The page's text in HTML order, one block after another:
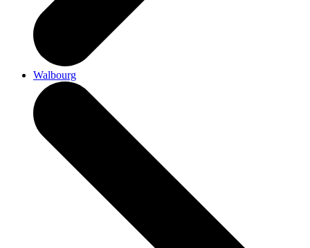
Walbourg